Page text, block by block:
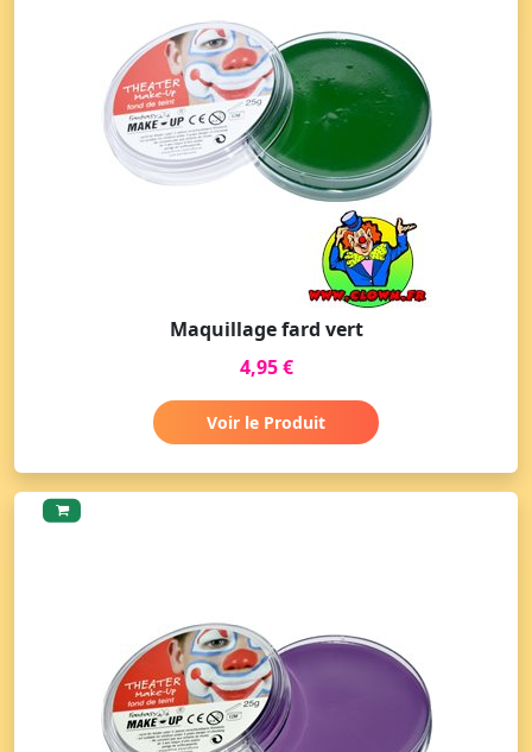
Maquillage fard vert
4,95 €
Voir le Produit